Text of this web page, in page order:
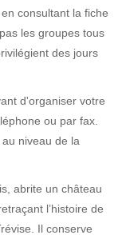
consultant la fiche
les groupes tous
des jours
d'organiser votre
ou par fax.
niveau de la
abrite un château
l’histoire de
Il conserve